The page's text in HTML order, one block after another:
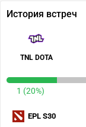
История встреч
TNL DOTA
1 (20%)
EPL S30